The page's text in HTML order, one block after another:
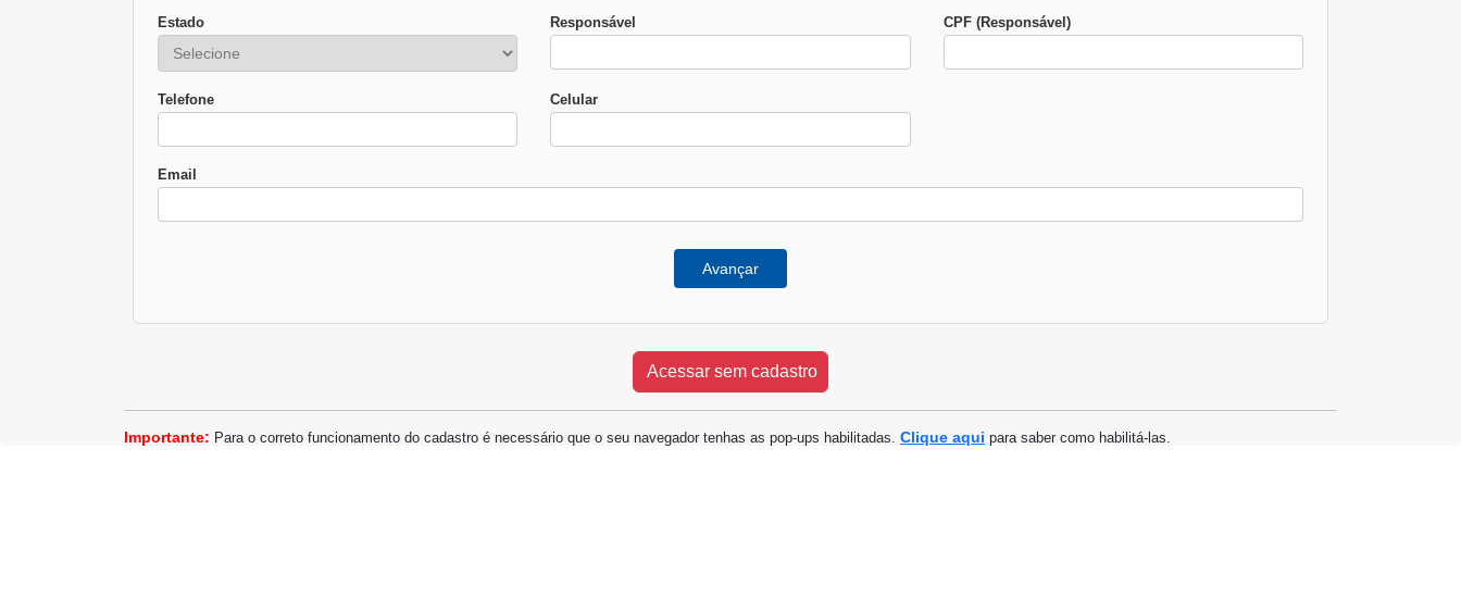
Estado Responsável CPF (Responsável)
Telefone Celular
Email
Avançar
Importante: Para o correto funcionamento do cadastro é necessário que o seu navegador tenhas as pop-ups habilitadas. Clique aqui para saber como habilitá-las.